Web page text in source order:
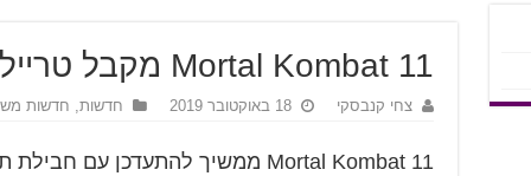
Mortal Kombat 11 מקבל טריילר חדש להאלווין
צחי קנבסקי 18 באוקטובר 2019 חדשות, חדשות
Mortal Kombat 11 ממשיך להתעדכן עם חבילת תחפושות לכבוד האלווין